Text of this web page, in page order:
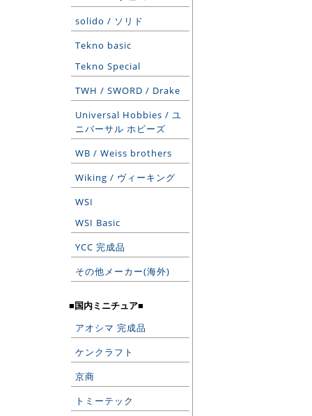
solido / ソリド
Tekno basic
Tekno Special
TWH / SWORD / Drake
Universal Hobbies / ユ
ニバーサル ホビーズ
WB / Weiss brothers
Wiking / ヴィーキング
WSI
WSI Basic
YCC 完成品
その他メーカー(海外)
■国内ミニチュア■
アオシマ 完成品
ケンクラフト
京商
トミーテック